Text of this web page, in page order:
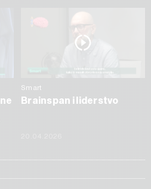
Smart
Brainspan i liderstvo